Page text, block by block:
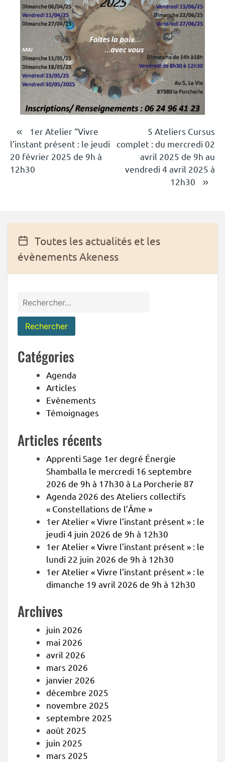
Navigation
de
l’article
1er Atelier “Vivre
l’instant présent : le jeudi
20 février 2025 de 9h à
12h30
5 Ateliers Cursus
complet : du mercredi 02
avril 2025 de 9h au
vendredi 4 avril 2025 à
12h30
Toutes les actualités et les
évènements Akeness
Rechercher :
Catégories
Agenda
Articles
Evènements
Témoignages
Articles récents
Apprenti Sage 1er degré Énergie
Shamballa le mercredi 16 septembre
2026 de 9h à 17h30 à La Porcherie 87
Agenda 2026 des Ateliers collectifs
« Constellations de l’Âme »
1er Atelier « Vivre l’instant présent » : le
jeudi 4 juin 2026 de 9h à 12h30
1er Atelier « Vivre l’instant présent » : le
lundi 22 juin 2026 de 9h à 12h30
1er Atelier « Vivre l’instant présent » : le
dimanche 19 avril 2026 de 9h à 12h30
Archives
juin 2026
mai 2026
avril 2026
mars 2026
janvier 2026
décembre 2025
novembre 2025
septembre 2025
août 2025
juin 2025
mars 2025